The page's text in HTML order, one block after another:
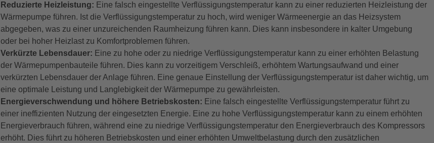
Reduzierte Heizleistung: Eine falsch eingestellte Verflüssigungstemperatur kann zu einer reduzierten Heizleistung der
Wärmepumpe führen. Ist die Verflüssigungstemperatur zu hoch, wird weniger Wärmeenergie an das Heizsystem
abgegeben, was zu einer unzureichenden Raumheizung führen kann. Dies kann insbesondere in kalter Umgebung
oder bei hoher Heizlast zu Komfortproblemen führen.
Verkürzte Lebensdauer: Eine zu hohe oder zu niedrige Verflüssigungstemperatur kann zu einer erhöhten Belastung
der Wärmepumpenbauteile führen. Dies kann zu vorzeitigem Verschleiß, erhöhtem Wartungsaufwand und einer
verkürzten Lebensdauer der Anlage führen. Eine genaue Einstellung der Verflüssigungstemperatur ist daher wichtig, um
eine optimale Leistung und Langlebigkeit der Wärmepumpe zu gewährleisten.
Energieverschwendung und höhere Betriebskosten: Eine falsch eingestellte Verflüssigungstemperatur führt zu
einer ineffizienten Nutzung der eingesetzten Energie. Eine zu hohe Verflüssigungstemperatur kann zu einem erhöhten
Energieverbrauch führen, während eine zu niedrige Verflüssigungstemperatur den Energieverbrauch des Kompressors
erhöht. Dies führt zu höheren Betriebskosten und einer erhöhten Umweltbelastung durch den zusätzlichen